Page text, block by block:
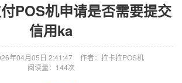
POS机申请是否需要提交
信用ka
年04月05日 2:41:47
作者：拉卡拉POS机
阅读量：144次